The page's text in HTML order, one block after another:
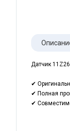
Датчик
✔
✔ Полная
✔